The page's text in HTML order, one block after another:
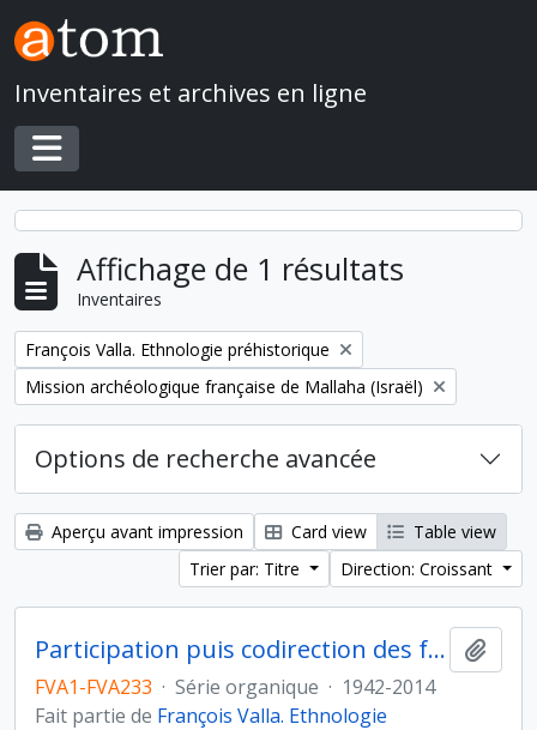
Skip to main content
Inventaires et archives en ligne
Toggle navigation
Affichage de 1 résultats
Inventaires
Remove filter:
François Valla. Ethnologie préhistorique
Remove filter:
Mission archéologique française de Mallaha (Israël)
Options de recherche avancée
Aperçu avant impression Card view
Table view
Trier par: Titre
Direction: Croissant
Participation puis codirection des fouilles de Mallaha-Eynan, Israël
FVA1-FVA233 · Série organique · 1942-2014
Fait partie de François Valla. Ethnologie